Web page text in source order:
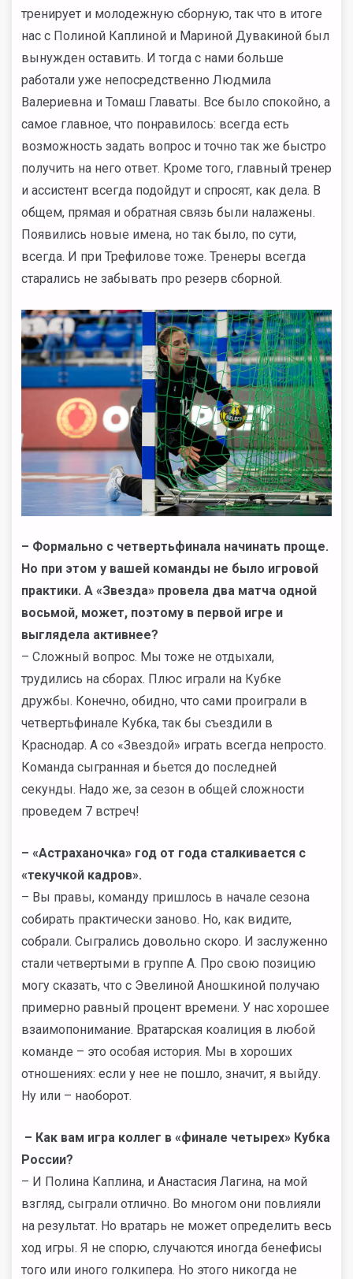
тренирует и молодежную сборную, так что в итоге
нас с Полиной Каплиной и Мариной Дувакиной был
вынужден оставить. И тогда с нами больше
работали уже непосредственно Людмила
Валериевна и Томаш Главаты. Все было спокойно, а
самое главное, что понравилось: всегда есть
возможность задать вопрос и точно так же быстро
получить на него ответ. Кроме того, главный тренер
и ассистент всегда подойдут и спросят, как дела. В
общем, прямая и обратная связь были налажены.
Появились новые имена, но так было, по сути,
всегда. И при Трефилове тоже. Тренеры всегда
старались не забывать про резерв сборной.
– Формально с четвертьфинала начинать проще.
Но при этом у вашей команды не было игровой
практики. А «Звезда» провела два матча одной
восьмой, может, поэтому в первой игре и
выглядела активнее?
– Сложный вопрос. Мы тоже не отдыхали,
трудились на сборах. Плюс играли на Кубке
дружбы. Конечно, обидно, что сами проиграли в
четвертьфинале Кубка, так бы съездили в
Краснодар. А со «Звездой» играть всегда непросто.
Команда сыгранная и бьется до последней
секунды. Надо же, за сезон в общей сложности
проведем 7 встреч!
– «Астраханочка» год от года сталкивается с
«текучкой кадров».
– Вы правы, команду пришлось в начале сезона
собирать практически заново. Но, как видите,
собрали. Сыгрались довольно скоро. И заслуженно
стали четвертыми в группе А. Про свою позицию
могу сказать, что с Эвелиной Аношкиной получаю
примерно равный процент времени. У нас хорошее
взаимопонимание. Вратарская коалиция в любой
команде – это особая история. Мы в хороших
отношениях: если у нее не пошло, значит, я выйду.
Ну или – наоборот.
– Как вам игра коллег в «финале четырех» Кубка
России?
– И Полина Каплина, и Анастасия Лагина, на мой
взгляд, сыграли отлично. Во многом они повлияли
на результат. Но вратарь не может определить весь
ход игры. Я не спорю, случаются иногда бенефисы
того или иного голкипера. Но этого никогда не